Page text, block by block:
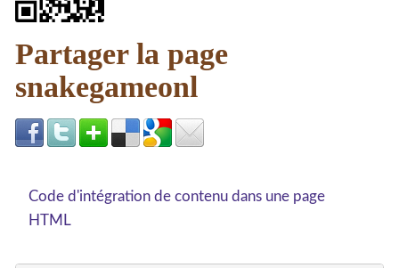
Partager la page
snakegameonl
Code d'intégration de contenu dans une page
HTML